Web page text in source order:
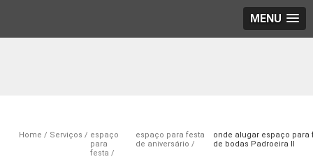
MENU
Home Serviços
espaço
para
festa
espaço para festa
de aniversário
onde alugar espaço para
de bodas Padroeira II